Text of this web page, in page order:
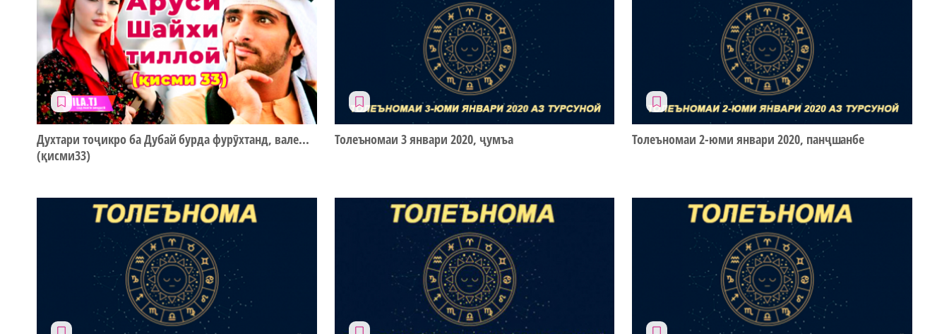
Духтари тоҷикро ба Дубай бурда фурӯхтанд, вале...
(қисми33)
Толеъномаи 3 январи 2020, ҷумъа Толеъномаи 2-юми январи 2020, панҷшанбе